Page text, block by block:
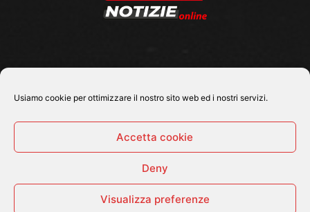
Usiamo cookie per ottimizzare il nostro sito web ed i nostri servizi.
Accetta cookie
Deny
Visualizza preferenze
SEGUICI SU
© 2026 Tutti i diritti riservati - Italia Notizie .online |
Cronaca Economia